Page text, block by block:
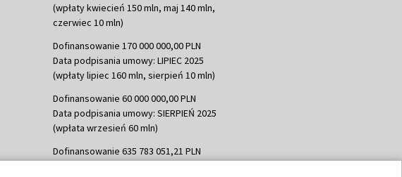
(wpłaty kwiecień 150 mln, maj 140 mln,
czerwiec 10 mln)
Dofinansowanie 170 000 000,00 PLN
Data podpisania umowy: LIPIEC 2025
(wpłaty lipiec 160 mln, sierpień 10 mln)
Dofinansowanie 60 000 000,00 PLN
Data podpisania umowy: SIERPIEŃ 2025
(wpłata wrzesień 60 mln)
Dofinansowanie 635 783 051,21 PLN